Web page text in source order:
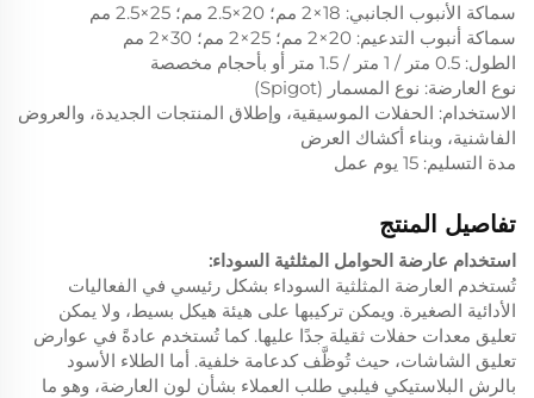
سماكة الأنبوب الجانبي: 18×2 مم؛ 20×2.5 مم؛ 25×2.5 مم
سماكة أنبوب التدعيم: 20×2 مم؛ 25×2 مم؛ 30×2 مم
الطول: 0.5 متر / 1 متر / 1.5 متر أو بأحجام مخصصة
نوع العارضة: نوع المسمار (Spigot)
الاستخدام: الحفلات الموسيقية، وإطلاق المنتجات الجديدة، والعروض
الفاشنية، وبناء أكشاك العرض
مدة التسليم: 15 يوم عمل
تفاصيل المنتج
استخدام عارضة الحوامل المثلثية السوداء:
تُستخدم العارضة المثلثية السوداء بشكل رئيسي في الفعاليات
الأدائية الصغيرة. ويمكن تركيبها على هيئة هيكل بسيط، ولا يمكن
تعليق معدات حفلات ثقيلة جدًا عليها. كما تُستخدم عادةً في عوارض
تعليق الشاشات، حيث تُوظَّف كدعامة خلفية. أما الطلاء الأسود
بالرش البلاستيكي فيلبي طلب العملاء بشأن لون العارضة، وهو ما